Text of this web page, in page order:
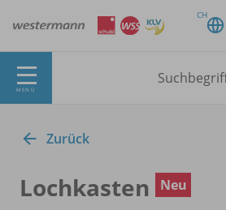
CH
MENÜ
Zurück
Lochkasten
Neu